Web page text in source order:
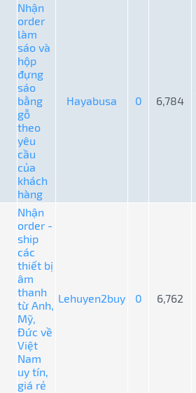
Nhận
order
làm
sáo và
hộp
đựng
sáo
bằng
gỗ
theo
yêu
cầu
của
khách
hàng
Hayabusa 0 6,784
Nhận
order -
ship
các
thiết bị
âm
thanh
từ Anh,
Mỹ,
Đức về
Việt
Nam
uy tín,
giá rẻ
Lehuyen2buy 0 6,762